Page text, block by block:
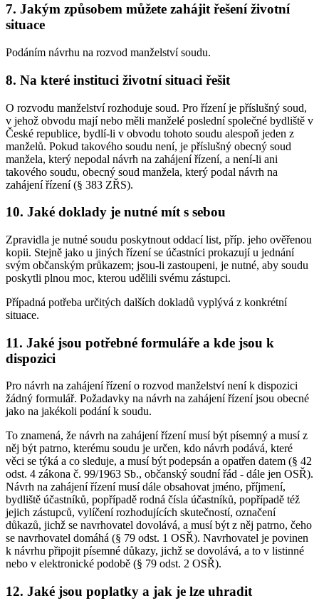
7. Jakým způsobem můžete zahájit řešení životní
situace
Podáním návrhu na rozvod manželství soudu.
8. Na které instituci životní situaci řešit
O rozvodu manželství rozhoduje soud. Pro řízení je příslušný soud,
v jehož obvodu mají nebo měli manželé poslední společné bydliště v
České republice, bydlí-li v obvodu tohoto soudu alespoň jeden z
manželů. Pokud takového soudu není, je příslušný obecný soud
manžela, který nepodal návrh na zahájení řízení, a není-li ani
takového soudu, obecný soud manžela, který podal návrh na
zahájení řízení (§ 383 ZŘS).
10. Jaké doklady je nutné mít s sebou
Zpravidla je nutné soudu poskytnout oddací list, příp. jeho ověřenou
kopii. Stejně jako u jiných řízení se účastníci prokazují u jednání
svým občanským průkazem; jsou-li zastoupeni, je nutné, aby soudu
poskytli plnou moc, kterou udělili svému zástupci.
Případná potřeba určitých dalších dokladů vyplývá z konkrétní
situace.
11. Jaké jsou potřebné formuláře a kde jsou k
dispozici
Pro návrh na zahájení řízení o rozvod manželství není k dispozici
žádný formulář. Požadavky na návrh na zahájení řízení jsou obecné
jako na jakékoli podání k soudu.
To znamená, že návrh na zahájení řízení musí být písemný a musí z
něj být patrno, kterému soudu je určen, kdo návrh podává, které
věci se týká a co sleduje, a musí být podepsán a opatřen datem (§ 42
odst. 4 zákona č. 99/1963 Sb., občanský soudní řád - dále jen OSŘ).
Návrh na zahájení řízení musí dále obsahovat jméno, příjmení,
bydliště účastníků, popřípadě rodná čísla účastníků, popřípadě též
jejich zástupců, vylíčení rozhodujících skutečností, označení
důkazů, jichž se navrhovatel dovolává, a musí být z něj patrno, čeho
se navrhovatel domáhá (§ 79 odst. 1 OSŘ). Navrhovatel je povinen
k návrhu připojit písemné důkazy, jichž se dovolává, a to v listinné
nebo v elektronické podobě (§ 79 odst. 2 OSŘ).
12. Jaké jsou poplatky a jak je lze uhradit